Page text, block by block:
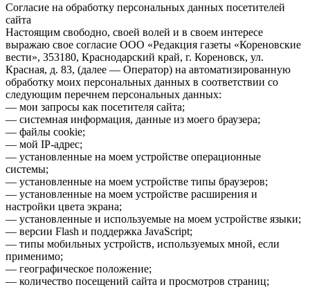
Согласие на обработку персональных данных посетителей
сайта
Настоящим свободно, своей волей и в своем интересе
выражаю свое согласие ООО «Редакция газеты «Кореновские
вести», 353180, Краснодарский край, г. Кореновск, ул.
Красная, д. 83, (далее — Оператор) на автоматизированную
обработку моих персональных данных в соответствии со
следующим перечнем персональных данных:
— мои запросы как посетителя сайта;
— системная информация, данные из моего браузера;
— файлы cookie;
— мой IP-адрес;
— установленные на моем устройстве операционные
системы;
— установленные на моем устройстве типы браузеров;
— установленные на моем устройстве расширения и
настройки цвета экрана;
— установленные и используемые на моем устройстве языки;
— версии Flash и поддержка JavaScript;
— типы мобильных устройств, используемых мной, если
применимо;
— географическое положение;
— количество посещений сайта и просмотров страниц;